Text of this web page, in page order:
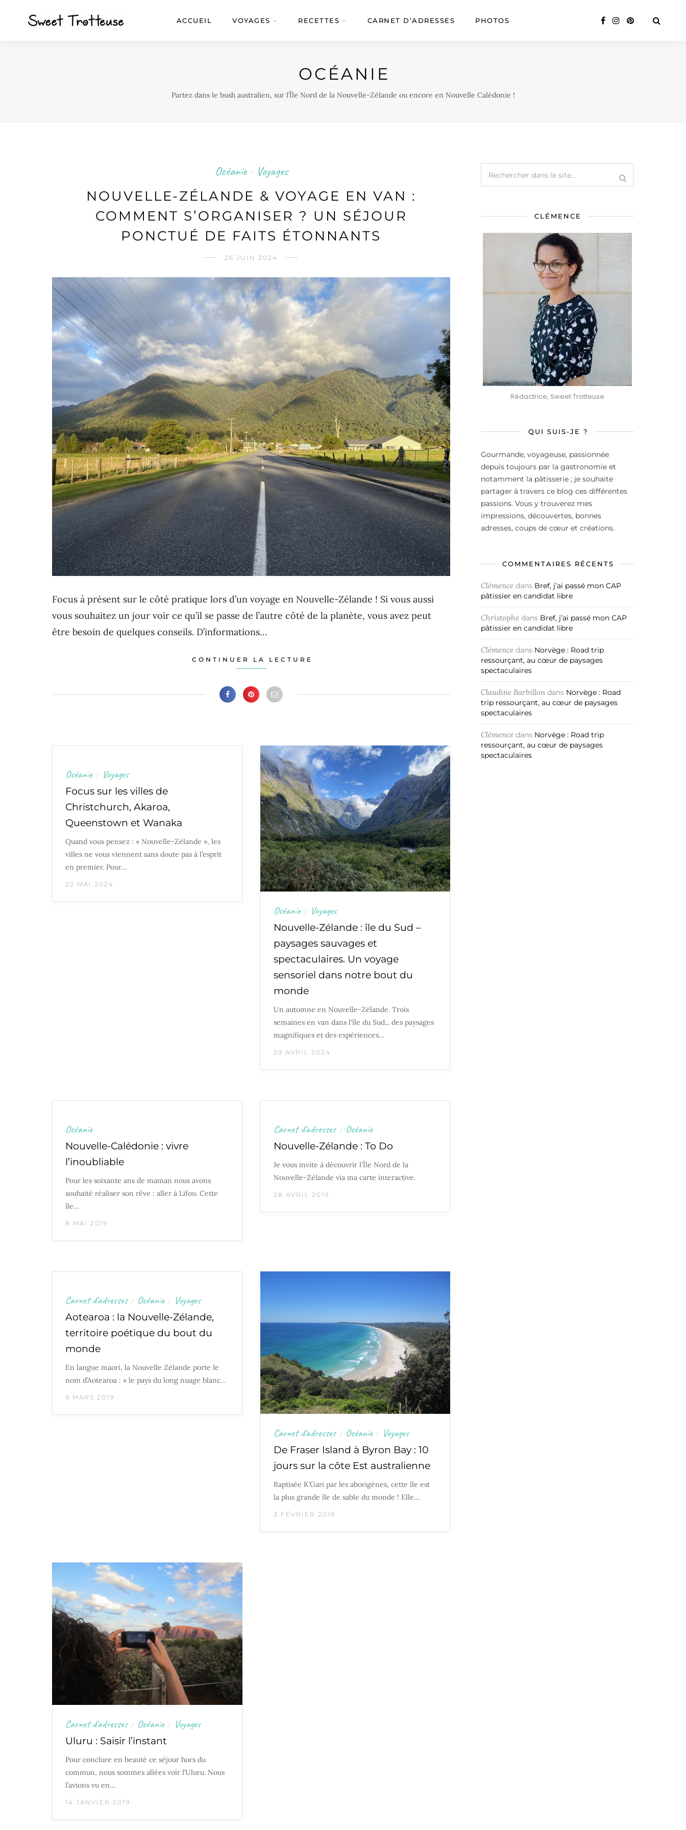
ACCUEIL VOYAGES RECETTES CARNET D’ADRESSES PHOTOS
OCÉANIE
Partez dans le bush australien, sur l’Île Nord de la Nouvelle-Zélande ou encore en Nouvelle Calédonie !
Océanie / Voyages
NOUVELLE-ZÉLANDE & VOYAGE EN VAN :
COMMENT S’ORGANISER ? UN SÉJOUR
PONCTUÉ DE FAITS ÉTONNANTS
26 JUIN 2024
Focus à présent sur le côté pratique lors d’un voyage en Nouvelle-Zélande ! Si vous aussi
vous souhaitez un jour voir ce qu’il se passe de l’autre côté de la planète, vous avez peut
être besoin de quelques conseils. D’informations…
CONTINUER LA LECTURE
Océanie / Voyages
Focus sur les villes de
Christchurch, Akaroa,
Queenstown et Wanaka
Quand vous pensez : « Nouvelle-Zélande », les
villes ne vous viennent sans doute pas à l’esprit
en premier. Pour…
22 MAI 2024
Océanie / Voyages
Nouvelle-Zélande : île du Sud –
paysages sauvages et
spectaculaires. Un voyage
sensoriel dans notre bout du
monde
Un automne en Nouvelle-Zélande. Trois
semaines en van dans l'île du Sud... des paysages
magnifiques et des expériences…
29 AVRIL 2024
Océanie
Nouvelle-Calédonie : vivre
l’inoubliable
Pour les soixante ans de maman nous avons
souhaité réaliser son rêve : aller à Lifou. Cette
île…
8 MAI 2019
Carnet d'adresses / Océanie
Nouvelle-Zélande : To Do
Je vous invite à découvrir l'Île Nord de la
Nouvelle-Zélande via ma carte interactive.
28 AVRIL 2019
Carnet d'adresses / Océanie / Voyages
Aotearoa : la Nouvelle-Zélande,
territoire poétique du bout du
monde
En langue maori, la Nouvelle Zélande porte le
nom d’Aotearoa : « le pays du long nuage blanc…
9 MARS 2019
Carnet d'adresses / Océanie / Voyages
De Fraser Island à Byron Bay : 10
jours sur la côte Est australienne
Baptisée K’Gari par les aborigènes, cette île est
la plus grande île de sable du monde ! Elle…
3 FÉVRIER 2019
Carnet d'adresses / Océanie / Voyages
Uluru : Saisir l’instant
Pour conclure en beauté ce séjour hors du
commun, nous sommes allées voir l’Uluru. Nous
l’avions vu en…
14 JANVIER 2019
CLÉMENCE
Rédactrice, Sweet Trotteuse
QUI SUIS-JE ?
Gourmande, voyageuse, passionnée
depuis toujours par la gastronomie et
notamment la pâtisserie ; je souhaite
partager à travers ce blog ces différentes
passions. Vous y trouverez mes
impressions, découvertes, bonnes
adresses, coups de cœur et créations.
COMMENTAIRES RÉCENTS
Clémence dans Bref, j’ai passé mon CAP
pâtissier en candidat libre
Christophe dans Bref, j’ai passé mon CAP
pâtissier en candidat libre
Clémence dans Norvège : Road trip
ressourçant, au cœur de paysages
spectaculaires
Claudine Barbillon dans Norvège : Road
trip ressourçant, au cœur de paysages
spectaculaires
Clémence dans Norvège : Road trip
ressourçant, au cœur de paysages
spectaculaires